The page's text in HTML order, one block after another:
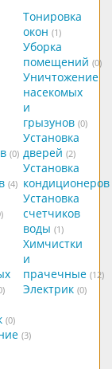
(0)
(4)
(0)
(3)
Тонировка
окон (1)
Уборка
помещений (0)
Уничтожение
насекомых
и
грызунов (0)
Установка
дверей (2)
Установка
кондиционеров
Установка
счетчиков
воды (1)
Химчистки
и
прачечные (12)
Электрик (0)